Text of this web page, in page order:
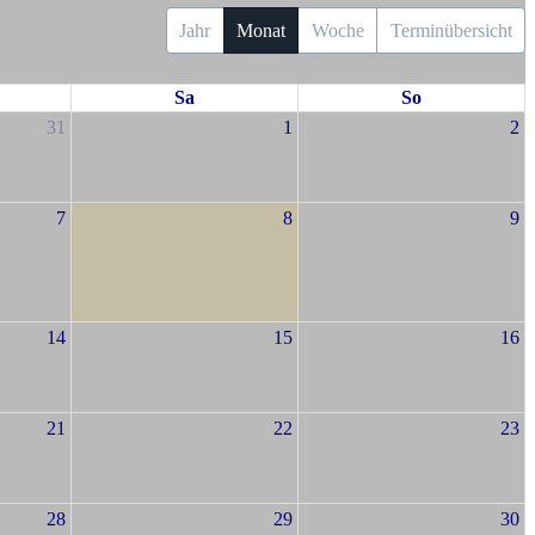
Jahr Monat Woche Terminübersicht
Sa
So
31
1 2
7 8 9
14 15 16
21 22 23
28 29 30